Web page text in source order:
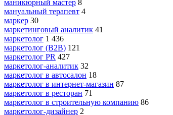
маникюрный мастер 8
мануальный терапевт 4
маркер 30
маркетинговый аналитик 41
маркетолог 1 436
маркетолог (B2B) 121
маркетолог PR 427
маркетолог-аналитик 32
маркетолог в автосалон 18
маркетолог в интернет-магазин 87
маркетолог в ресторан 71
маркетолог в строительную компанию 86
маркетолог-дизайнер 2